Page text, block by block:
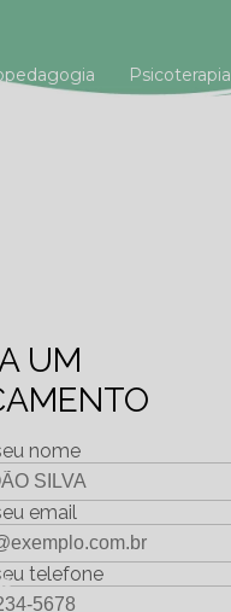
Psicoterapia
UM
nome
email
telefone